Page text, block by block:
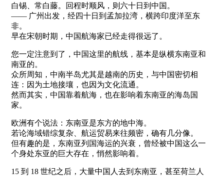
白锡、常白藤。回程时顺风，则六十日到中国。
—— 广州出发，经四十日到孟加拉湾，横跨印度洋至东
非。
早在宋朝时期，中国航海家已经走得很远了。
您一定注意到了，中国这里的航线，基本是纵横东南亚和
南亚的。
众所周知，中南半岛尤其是越南的历史，与中国密切相
连：因为土地接壤，也因为文化流通。
然而其实，中国靠着航海，也在影响着东南亚的海岛国
家。
欧洲有个说法：东南亚是东方的地中海。
若论海域错综复杂、航运贸易来往频密，确有几分像。
但有趣的是，东南亚列国海运的兴衰，曾经被中国这么一
个身处东亚的巨大存在，悄然影响着。
15 到 18 世纪之后，大量中国人去到东南亚，甚至荷兰人